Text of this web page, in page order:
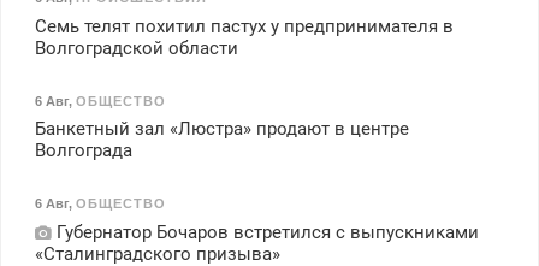
Семь телят похитил пастух у предпринимателя в
Волгоградской области
6 Авг, ОБЩЕСТВО
Банкетный зал «Люстра» продают в центре
Волгограда
6 Авг, ОБЩЕСТВО
Губернатор Бочаров встретился с выпускниками
«Сталинградского призыва»